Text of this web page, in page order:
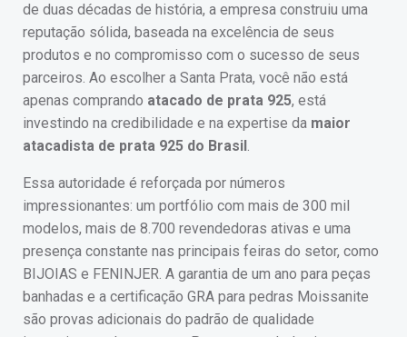
de duas décadas de história, a empresa construiu uma
reputação sólida, baseada na excelência de seus
produtos e no compromisso com o sucesso de seus
parceiros. Ao escolher a Santa Prata, você não está
apenas comprando atacado de prata 925, está
investindo na credibilidade e na expertise da maior
atacadista de prata 925 do Brasil .
Essa autoridade é reforçada por números
impressionantes: um portfólio com mais de 300 mil
modelos, mais de 8.700 revendedoras ativas e uma
presença constante nas principais feiras do setor, como
BIJOIAS e FENINJER. A garantia de um ano para peças
banhadas e a certificação GRA para pedras Moissanite
são provas adicionais do padrão de qualidade